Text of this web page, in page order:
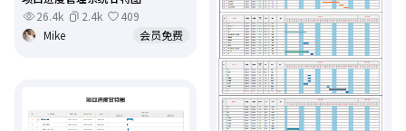
26.4k
2.4k
409
Mike
会员免费